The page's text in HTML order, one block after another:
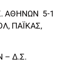
ΑΘΗΝΩΝ 5-1
ΠΑΪΚΑΣ,
– Δ.Σ.